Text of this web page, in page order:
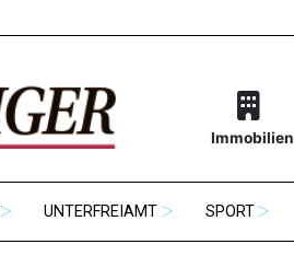
Immobilien
UNTERFREIAMT SPORT